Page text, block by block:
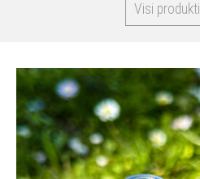
Visi produkti